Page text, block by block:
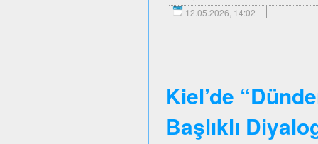
12.05.2026, 14:02
Kiel’de
Başlıklı